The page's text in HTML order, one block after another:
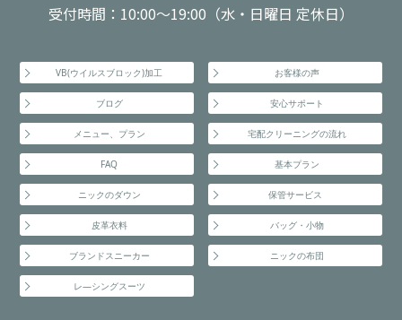
受付時間：10:00～19:00（水・日曜日 定休日）
VB(ウイルスブロック)加工 お客様の声
ブログ 安心サポート
メニュー、プラン 宅配クリーニングの流れ
FAQ 基本プラン
ニックのダウン 保管サービス
皮革衣料 バッグ・小物
ブランドスニーカー ニックの布団
レ―シングスーツ